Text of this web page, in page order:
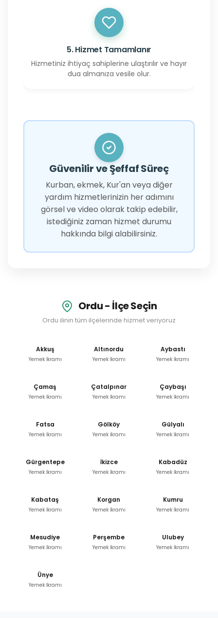
5. Hizmet Tamamlanır
Hizmetiniz ihtiyaç sahiplerine ulaştırılır ve hayır
dua almanıza vesile olur.
Güvenilir ve Şeffaf Süreç
Kurban, ekmek, Kur'an veya diğer
yardım hizmetlerinizin her adımını
görsel ve video olarak takip edebilir,
istediğiniz zaman hizmet durumu
hakkında bilgi alabilirsiniz.
Ordu - İlçe Seçin
Ordu ilinin tüm ilçelerinde hizmet veriyoruz
Akkuş
Yemek İkramı
Altınordu
Yemek İkramı
Aybastı
Yemek İkramı
Çamaş
Yemek İkramı
Çatalpınar
Yemek İkramı
Çaybaşı
Yemek İkramı
Fatsa
Yemek İkramı
Gölköy
Yemek İkramı
Gülyalı
Yemek İkramı
Gürgentepe
Yemek İkramı
İkizce
Yemek İkramı
Kabadüz
Yemek İkramı
Kabataş
Yemek İkramı
Korgan
Yemek İkramı
Kumru
Yemek İkramı
Mesudiye
Yemek İkramı
Perşembe
Yemek İkramı
Ulubey
Yemek İkramı
Ünye
Yemek İkramı